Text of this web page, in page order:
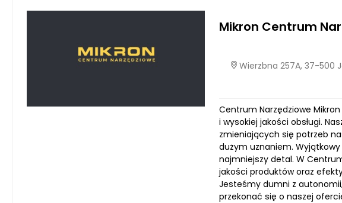
Mikron Centrum
Wierzbna 257A, 37-500
Centrum Narzędziowe
i wysokiej jakości obsługi.
zmieniających się potrzeb
dużym uznaniem.
najmniejszy detal. W
jakości produktów oraz
Jesteśmy dumni z
przekonać się o naszej